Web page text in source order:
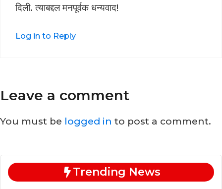
दिली. त्याबद्दल मनपूर्वक धन्यवाद!
Log in to Reply
Leave a comment
You must be logged in to post a comment.
Trending News